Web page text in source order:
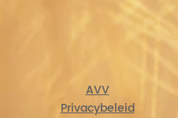
AVV
Privacybeleid